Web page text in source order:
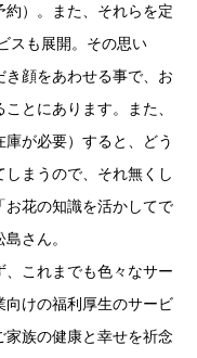
）。また、それらを定
スも展開。その思い
顔をあわせる事で、お
とにあります。また、
が必要）すると、どう
まうので、それ無くし
お花の知識を活かしてで
さん。
これまでも色々なサー
向けの福利厚生のサービ
家族の健康と幸せを祈念